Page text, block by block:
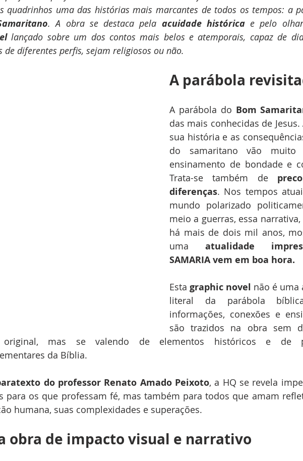
. A obra se destaca pela acuidade histórica e pelo
lançado sobre um dos contos mais belos e atemporais, capaz de
de diferentes perfis, sejam religiosos ou não.
A parábola
A parábola do Bom
das mais conhecidas de
sua história e as
do samaritano vão muito
ensinamento de bondade e
Trata-se também de
diferenças. Nos tempos
mundo polarizado
meio a guerras, essa
há mais de dois mil anos,
uma atualidade
SAMARIA vem em boa hora.
Esta graphic novel não é uma
literal da parábola
informações, conexões e
são trazidos na obra sem
mas se valendo de elementos históricos e de
da Bíblia.
do professor Renato Amado Peixoto, a HQ se revela
para os que professam fé, mas também para todos que amam
humana, suas complexidades e superações.
obra de impacto visual e narrativo